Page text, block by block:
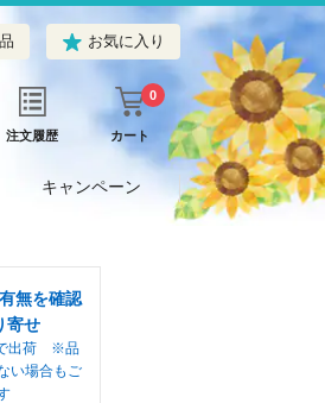
お気に入り
注文履歴 カート
0
キャンペーン
無を確認
寄せ
出荷 ※品
い場合もご